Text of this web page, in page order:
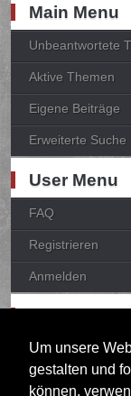
Um unsere
gestalten und
können,
Main Menu
Unbeantwortete
Aktive Themen
Eigene Beiträge
Erweiterte Suche
User Menu
FAQ
Registrieren
Anmelden